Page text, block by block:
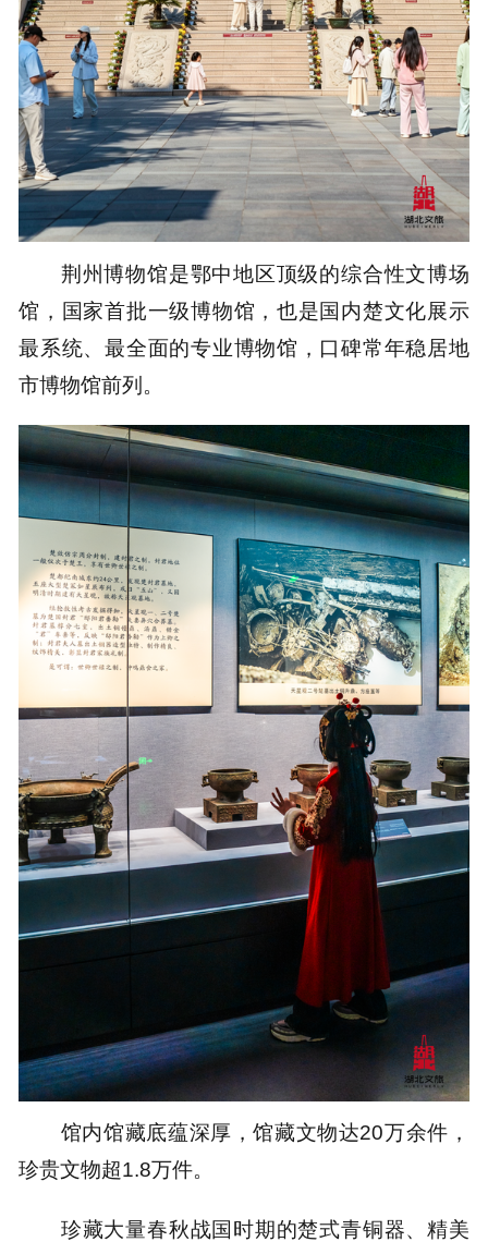
荆州博物馆是鄂中地区顶级的综合性文博场
馆， 国家首批一级博物馆， 也是国内楚文化展示
最系统、最全面的专业博物馆，口碑常年稳居地
市博物馆前列。
馆内馆藏底蕴深厚，馆藏文物达20万余件，
珍贵文物超1.8万件。
珍藏大量春秋战国时期的楚式青铜器、精美